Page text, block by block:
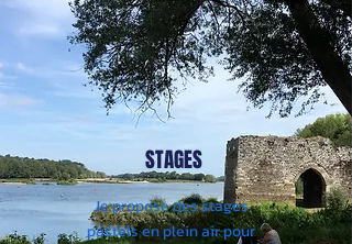
STAGES
Je propose des stages
pastels en plein air pour